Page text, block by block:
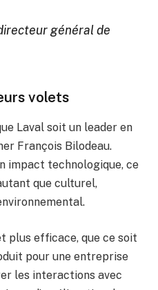
général de
volets
Laval soit un leader en
François Bilodeau.
impact technologique, ce
que culturel,
plus efficace, que ce soit
pour une entreprise
les interactions avec